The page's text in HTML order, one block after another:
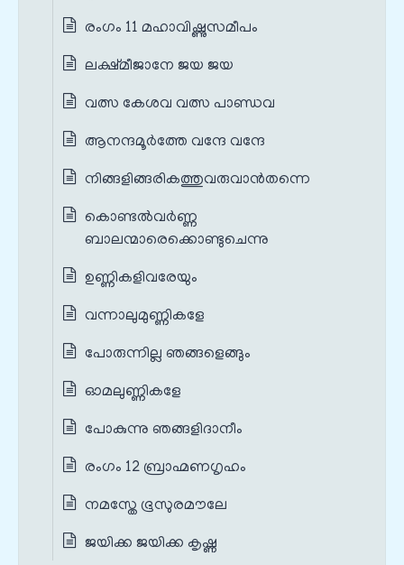
രംഗം 11 മഹാവിഷ്ണുസമീപം
ലക്ഷ്മീജാനേ ജയ ജയ
വത്സ കേശവ വത്സ പാണ്ഡവ
ആനന്ദമൂർത്തേ വന്ദേ വന്ദേ
നിങ്ങളിങ്ങരികത്തുവരുവാൻതന്നെ
കൊണ്ടൽവർണ്ണ
ബാലന്മാരെക്കൊണ്ടുചെന്നു
ഉണ്ണികളിവരേയും
വന്നാലുമുണ്ണികളേ
പോരുന്നില്ല ഞങ്ങളെങ്ങും
ഓമലുണ്ണികളേ
പോകുന്നു ഞങ്ങളിദാനീം
രംഗം 12 ബ്രാഹ്മണഗൃഹം
നമസ്തേ ഭൂസുരമൗലേ
ജയിക്ക ജയിക്ക കൃഷ്ണ